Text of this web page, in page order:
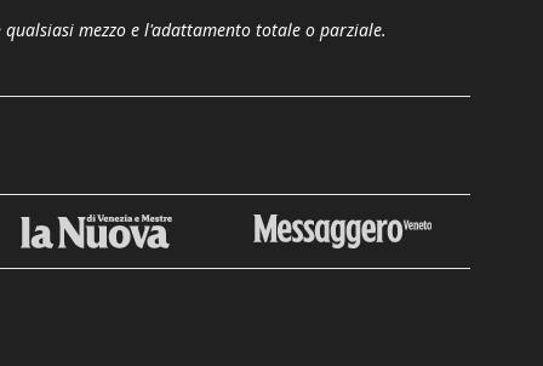
mezzo e l'adattamento totale o parziale.